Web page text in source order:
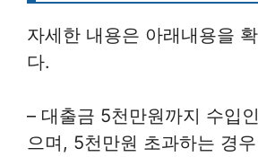
자세한 내용은 아래내용을
다.
– 대출금 5천만원까지 수입
으며, 5천만원 초과하는 경